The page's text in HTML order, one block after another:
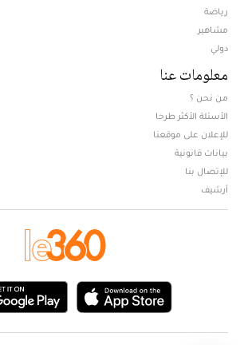
رياضة
مشاهير
دولي
معلومات عنا
من نحن ؟
الأسئلة الأكثر طرحا
للإعلان على موقعنا
بيانات قانونية
للإتصال بنا
أرشيف